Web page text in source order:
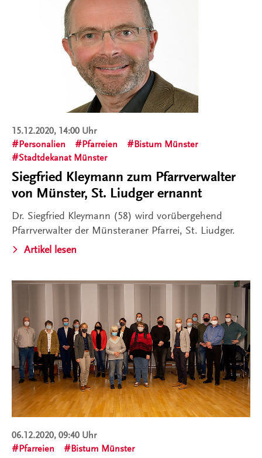
15.12.2020, 14:00 Uhr
Personalien
Pfarreien
Bistum Münster
Stadtdekanat Münster
Siegfried Kleymann zum Pfarrverwalter
von Münster, St. Liudger ernannt
Dr. Siegfried Kleymann (58) wird vorübergehend
Pfarrverwalter der Münsteraner Pfarrei, St. Liudger.
Artikel lesen
06.12.2020, 09:40 Uhr
Pfarreien
Bistum Münster